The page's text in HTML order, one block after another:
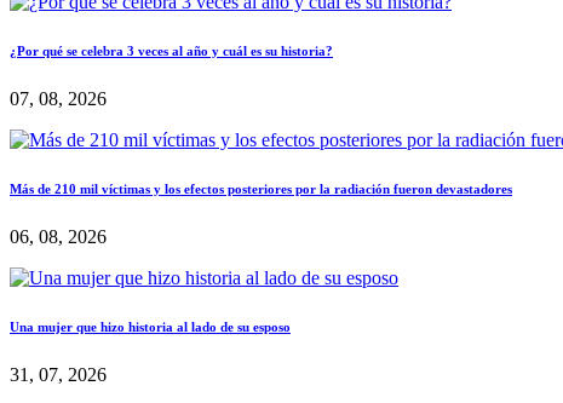
¿Por qué se celebra 3 veces al año y cuál es su historia?
07, 08, 2026
Más de 210 mil víctimas y los efectos posteriores por la radiación fueron devastadores
06, 08, 2026
Una mujer que hizo historia al lado de su esposo
31, 07, 2026